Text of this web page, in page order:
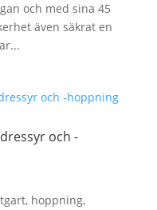
och med sina 45
även säkrat en
och -
hoppning,